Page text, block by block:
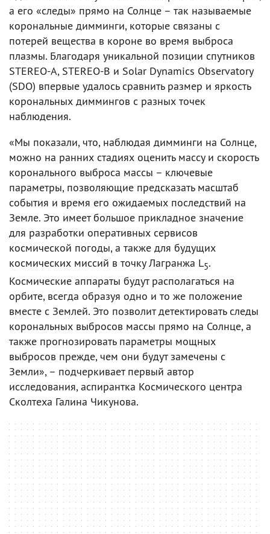
а его «следы» прямо на Солнце – так называемые
корональные димминги, которые связаны с
потерей вещества в короне во время выброса
плазмы. Благодаря уникальной позиции спутников
STEREO-A, STEREO-B и Solar Dynamics Observatory
(SDO) впервые удалось сравнить размер и яркость
корональных диммингов с разных точек
наблюдения.
«Мы показали, что, наблюдая димминги на Солнце,
можно на ранних стадиях оценить массу и скорость
коронального выброса массы – ключевые
параметры, позволяющие предсказать масштаб
события и время его ожидаемых последствий на
Земле. Это имеет большое прикладное значение
для разработки оперативных сервисов
космической погоды, а также для будущих
космических миссий в точку Лагранжа L5.
Космические аппараты будут располагаться на
орбите, всегда образуя одно и то же положение
вместе с Землей. Это позволит детектировать следы
корональных выбросов массы прямо на Солнце, а
также прогнозировать параметры мощных
выбросов прежде, чем они будут замечены с
Земли», – подчеркивает первый автор
исследования, аспирантка Космического центра
Сколтеха Галина Чикунова.